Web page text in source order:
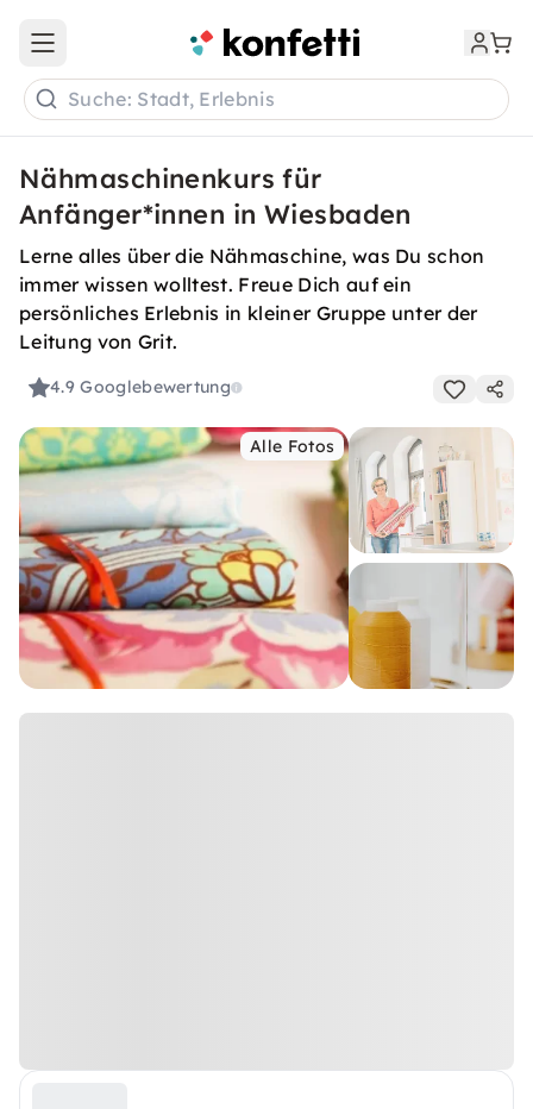
Open main menu
Suche: Stadt, Erlebnis
Nähmaschinenkurs für
Anfänger*innen in Wiesbaden
Lerne alles über die Nähmaschine, was Du schon
immer wissen wolltest. Freue Dich auf ein
persönliches Erlebnis in kleiner Gruppe unter der
Leitung von Grit.
4.9Googlebewertung
Alle Fotos